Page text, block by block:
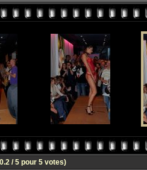
/ 5 pour 5 votes)